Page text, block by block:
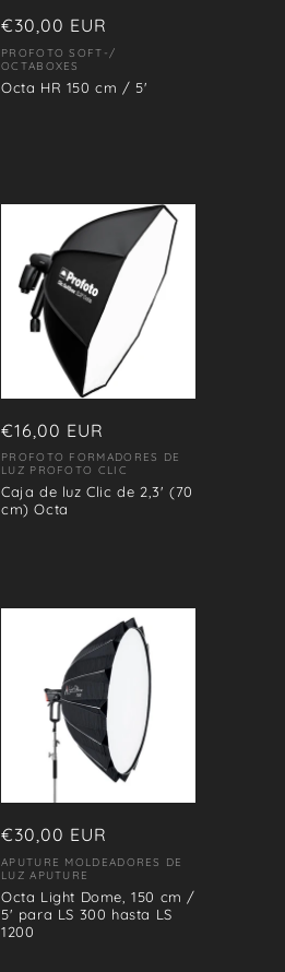
Precio
habitual
€30,00 EUR
Proveedor:
PROFOTO SOFT-/
OCTABOXES
Octa HR 150 cm / 5'
Precio
habitual
€16,00 EUR
Proveedor:
PROFOTO FORMADORES DE
LUZ PROFOTO CLIC
Caja de luz Clic de 2,3' (70
cm) Octa
Precio
habitual
€30,00 EUR
Proveedor:
APUTURE MOLDEADORES DE
LUZ APUTURE
Octa Light Dome, 150 cm /
5' para LS 300 hasta LS
1200